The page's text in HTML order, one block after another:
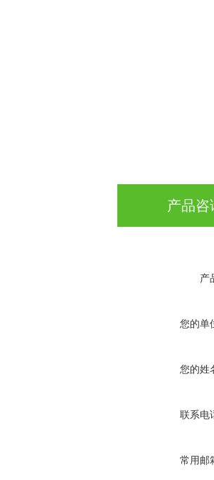
产品咨
产
您的单
您的姓
联系电
常用邮